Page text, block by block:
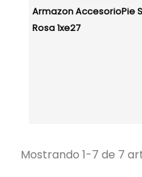
Armazon AccesorioPie
Rosa 1xe27
Mostrando 1-7 de 7